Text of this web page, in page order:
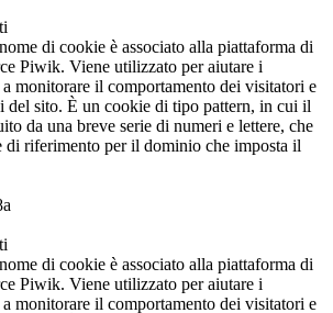
di cookie è associato alla piattaforma di
Piwik. Viene utilizzato per aiutare i
monitorare il comportamento dei visitatori e
del sito. È un cookie di tipo pattern, in cui il
da una breve serie di numeri e lettere, che
di riferimento per il dominio che imposta il
di cookie è associato alla piattaforma di
Piwik. Viene utilizzato per aiutare i
monitorare il comportamento dei visitatori e